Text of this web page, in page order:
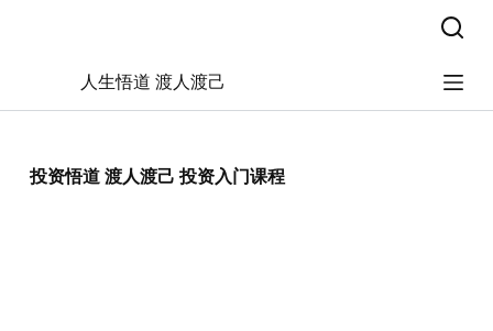
人生悟道 渡人渡己
投资悟道 渡人渡己 投资入门课程